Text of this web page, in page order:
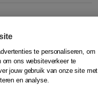
taal door de
of af en toe zelfs
Maak plezier én
of die Nederlands
te personaliseren, om
ons websiteverkeer te
jouw gebruik van onze site met
en analyse.